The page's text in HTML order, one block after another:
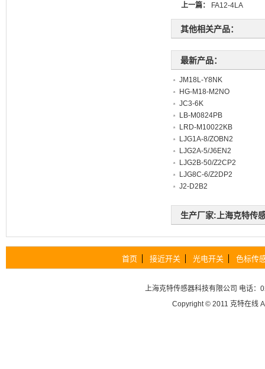
上一篇： FA12-4LA
其他相关产品：
最新产品：
JM18L-Y8NK
HG-M18-M2NO
JC3-6K
LB-M0824PB
LRD-M10022KB
LJG1A-8/ZOBN2
LJG2A-5/J6EN2
LJG2B-50/Z2CP2
LJG8C-6/Z2DP2
J2-D2B2
生产厂家:上海克特传
首页 接近开关 光电开关 色标传
上海克特传感器科技有限公司 电话：
Copyright © 2011 克特在线